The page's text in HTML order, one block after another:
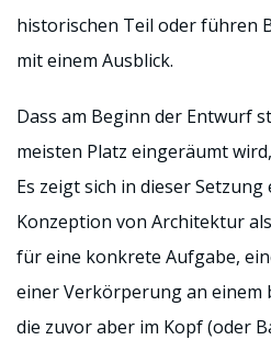
historischen Teil oder führen
mit einem Ausblick.
Dass am Beginn der Entwurf
meisten Platz eingeräumt
Es zeigt sich in dieser
Konzeption von Architektur
für eine konkrete Aufgabe,
einer Verkörperung an einem
die zuvor aber im Kopf (oder